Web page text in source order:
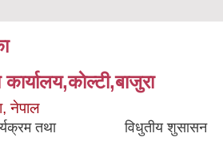
नेपाल
तथा विधुतीय शुसासन